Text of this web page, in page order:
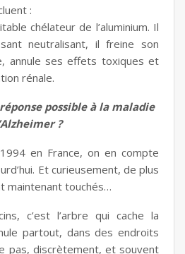
:
chélateur de l’aluminium. Il
neutralisant, il freine son
annule ses effets toxiques et
rénale.
possible à la maladie
?
en France, on en compte
Et curieusement, de plus
maintenant touchés…
c’est l’arbre qui cache la
partout, dans des endroits
pas, discrètement, et souvent